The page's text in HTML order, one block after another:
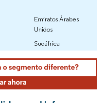
Emiratos Árabes
Unidos
Sudáfrica